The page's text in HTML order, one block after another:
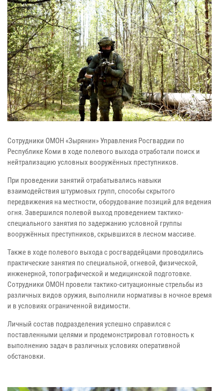
Сотрудники ОМОН «Зырянин» Управления Росгвардии по
Республике Коми в ходе полевого выхода отработали поиск и
нейтрализацию условных вооружённых преступников.
При проведении занятий отрабатывались навыки
взаимодействия штурмовых групп, способы скрытого
передвижения на местности, оборудование позиций для ведения
огня. Завершился полевой выход проведением тактико-
специального занятия по задержанию условной группы
вооружённых преступников, скрывшихся в лесном массиве.
Также в ходе полевого выхода с росгвардейцами проводились
практические занятия по специальной, огневой, физической,
инженерной, топографической и медицинской подготовке.
Сотрудники ОМОН провели тактико-ситуационные стрельбы из
различных видов оружия, выполнили нормативы в ночное время
и в условиях ограниченной видимости.
Личный состав подразделения успешно справился с
поставленными целями и продемонстрировал готовность к
выполнению задач в различных условиях оперативной
обстановки.